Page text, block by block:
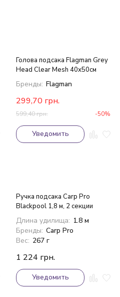
Голова подсакa Flagman Grey
Head Clear Mesh 40x50см
Бренды: Flagman
299,70 грн.
599,40грн. -50%
Уведомить
Ручка подсака Carp Pro
Blackpool 1,8 м, 2 секции
Длина удилища: 1.8 м
Бренды: Carp Pro
Вес: 267 г
1 224 грн.
Уведомить